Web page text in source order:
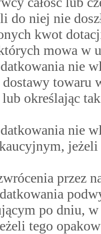
do niej nie
kwot
mowa w
nie
dostawy towaru
określając
nie
przez
po dniu,
tego